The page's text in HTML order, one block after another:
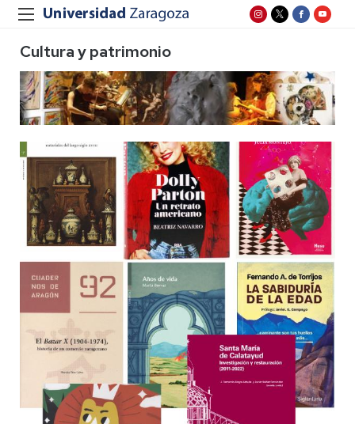
Cultura y patrimonio